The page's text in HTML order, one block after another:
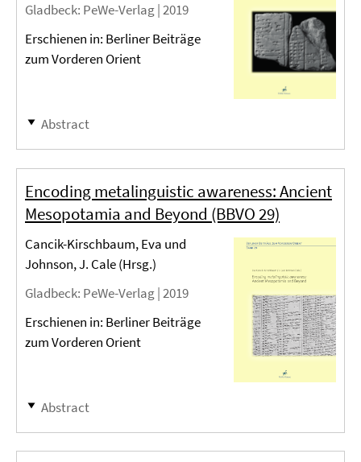
Gladbeck: PeWe-Verlag |2019
Erschienen in: Berliner Beiträge
zum Vorderen Orient
Abstract
Encoding metalinguistic awareness: Ancient
Mesopotamia and Beyond (BBVO 29)
Cancik-Kirschbaum, Eva und
Johnson, J. Cale (Hrsg.)
Gladbeck: PeWe-Verlag |2019
Erschienen in: Berliner Beiträge
zum Vorderen Orient
Abstract